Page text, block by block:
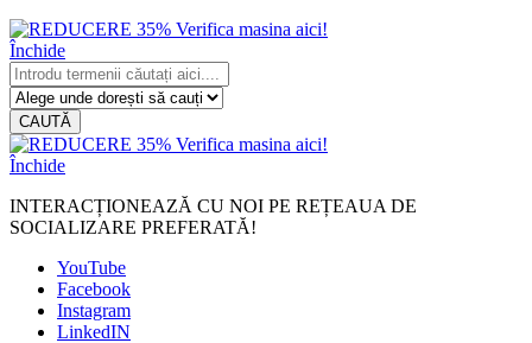
Închide
CAUTĂ
Închide
INTERACȚIONEAZĂ CU NOI PE REȚEAUA DE
SOCIALIZARE PREFERATĂ!
YouTube
Facebook
Instagram
LinkedIN